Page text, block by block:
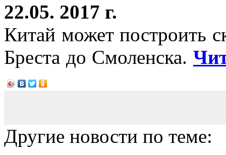
22.05. 2017 г.
Китай может построить
Бреста до Смоленска.
Другие новости по теме: